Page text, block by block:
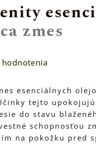
zmes
esenciálnych
tejto
do stavu
schopnosťou
na pokožku pred